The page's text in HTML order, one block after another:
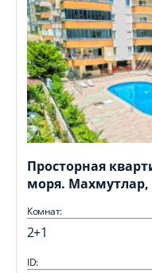
Просторная
моря.
Комнат:
2+1
ID: